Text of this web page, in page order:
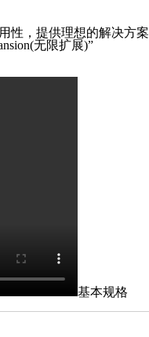
性，提供理想的解决方案
无限扩展)”
基本规格